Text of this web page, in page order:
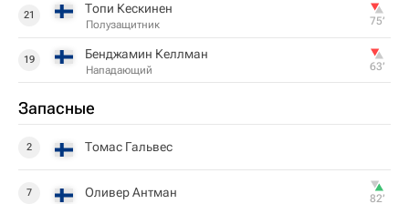
21 Топи Кескинен
Полузащитник 75‎’‎
19 Бенджамин Келлман
Нападающий 63‎’‎
Запасные
2 Томас Гальвес
7 Оливер Антман 82‎’‎